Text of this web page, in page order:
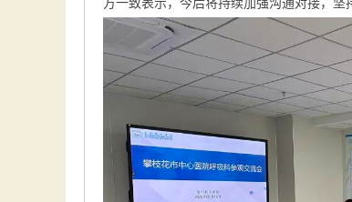
方一致表示，今后将持续加强沟通对接，坚